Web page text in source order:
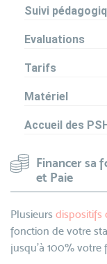
Suivi
Evaluations
Tarifs
Matériel
Accueil des
Financer sa
et Paie
Plusieurs dispositifs
fonction de votre
jusqu’à 100% votre